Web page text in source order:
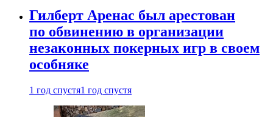
Гилберт Аренас был арестован
по обвинению в организации
незаконных покерных игр в своем
особняке
1 год спустя1 год спустя